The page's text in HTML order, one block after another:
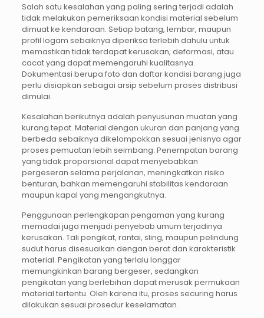
Salah satu kesalahan yang paling sering terjadi adalah
tidak melakukan pemeriksaan kondisi material sebelum
dimuat ke kendaraan. Setiap batang, lembar, maupun
profil logam sebaiknya diperiksa terlebih dahulu untuk
memastikan tidak terdapat kerusakan, deformasi, atau
cacat yang dapat memengaruhi kualitasnya.
Dokumentasi berupa foto dan daftar kondisi barang juga
perlu disiapkan sebagai arsip sebelum proses distribusi
dimulai.
Kesalahan berikutnya adalah penyusunan muatan yang
kurang tepat. Material dengan ukuran dan panjang yang
berbeda sebaiknya dikelompokkan sesuai jenisnya agar
proses pemuatan lebih seimbang. Penempatan barang
yang tidak proporsional dapat menyebabkan
pergeseran selama perjalanan, meningkatkan risiko
benturan, bahkan memengaruhi stabilitas kendaraan
maupun kapal yang mengangkutnya.
Penggunaan perlengkapan pengaman yang kurang
memadai juga menjadi penyebab umum terjadinya
kerusakan. Tali pengikat, rantai, sling, maupun pelindung
sudut harus disesuaikan dengan berat dan karakteristik
material. Pengikatan yang terlalu longgar
memungkinkan barang bergeser, sedangkan
pengikatan yang berlebihan dapat merusak permukaan
material tertentu. Oleh karena itu, proses securing harus
dilakukan sesuai prosedur keselamatan.